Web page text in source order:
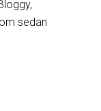
sedan